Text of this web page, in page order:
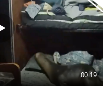
00:19